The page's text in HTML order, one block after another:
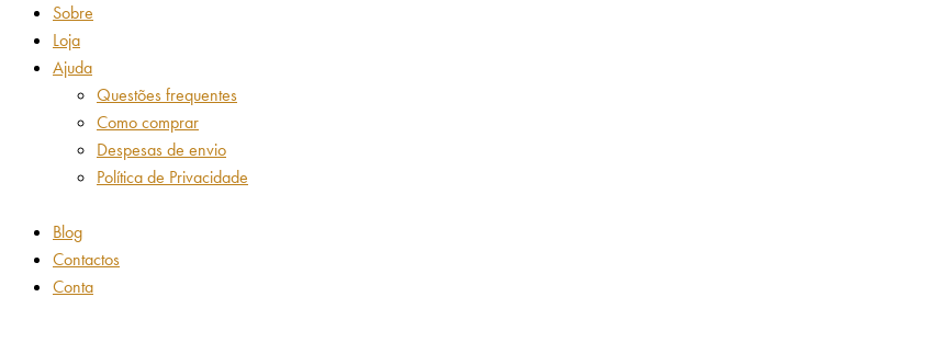
Sobre
Loja
Ajuda
Questões frequentes
Como comprar
Despesas de envio
Política de Privacidade
Blog
Contactos
Conta